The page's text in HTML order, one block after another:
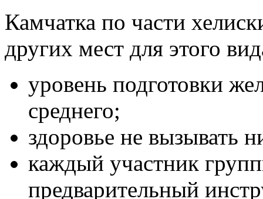
Камчатка по части
других мест для этого
уровень подготовки
среднего;
здоровье не вызывать
каждый участник
предварительный